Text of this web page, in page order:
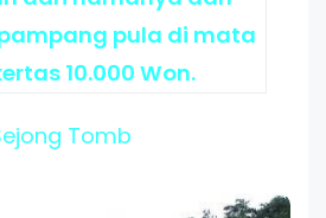
pula di mata
10.000 Won.
Tomb